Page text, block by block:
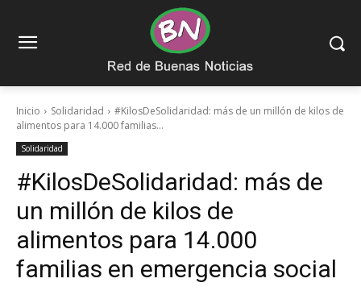
Inicio Solidaridad
#KilosDeSolidaridad: más de un millón de kilos de
alimentos para 14.000 familias...
Solidaridad
#KilosDeSolidaridad: más de
un millón de kilos de
alimentos para 14.000
familias en emergencia social